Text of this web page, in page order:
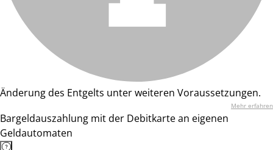
Änderung des Entgelts unter weiteren Voraussetzungen.
Mehr erfahren
Bargeldauszahlung mit der Debitkarte an eigenen
Geldautomaten